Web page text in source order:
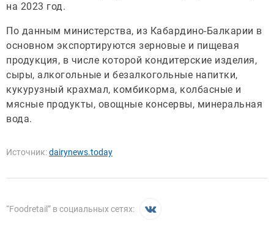
на 2023 год.
По данным министерства, из Кабардино-Балкарии в
основном экспортируются зерновые и пищевая
продукция, в числе которой кондитерские изделия,
сыры, алкогольные и безалкогольные напитки,
кукурузный крахмал, комбикорма, колбасные и
мясные продукты, овощные консервы, минеральная
вода.
Источник:dairynews.today
“Foodretail” в социальных сетях: